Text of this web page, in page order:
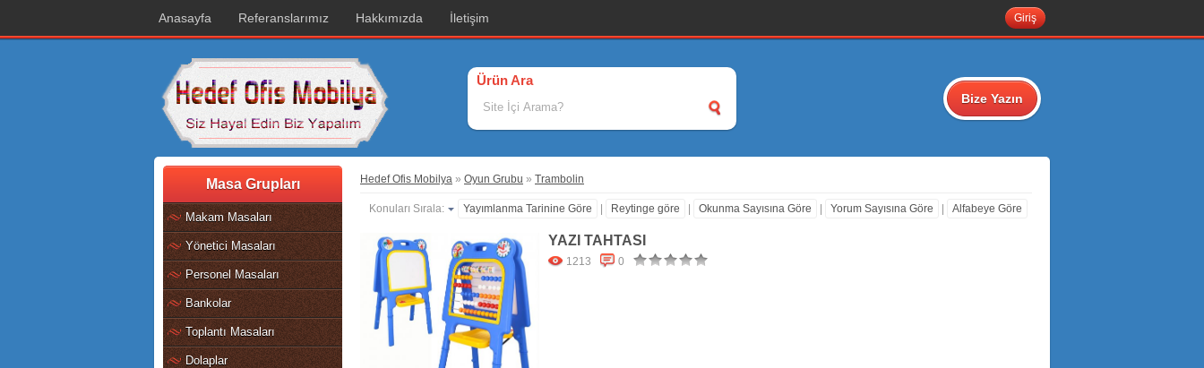
Anasayfa Referanslarımız Hakkımızda İletişim Giriş
Ürün Ara
Bize Yazın
Masa Grupları
Makam Masaları
Yönetici Masaları
Personel Masaları
Bankolar
Toplantı Masaları
Dolaplar
Hedef Ofis Mobilya » Oyun Grubu » Trambolin
Konuları Sırala: Yayımlanma Tarinine Göre Reytinge göre Okunma Sayısına Göre Yorum Sayısına Göre Alfabeye Göre
YAZI TAHTASI
1213 0